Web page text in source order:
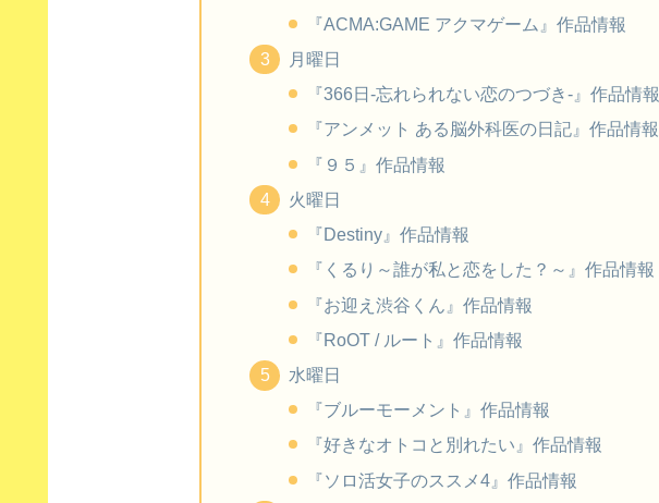
『ACMA:GAME アクマゲーム』作品情報
月曜日
『366日-忘れられない恋のつづき-』作品情報
『アンメット ある脳外科医の日記』作品情報
『９５』作品情報
火曜日
『Destiny』作品情報
『くるり～誰が私と恋をした？～』作品情報
『お迎え渋谷くん』作品情報
『RoOT / ルート』作品情報
水曜日
『ブルーモーメント』作品情報
『好きなオトコと別れたい』作品情報
『ソロ活女子のススメ4』作品情報